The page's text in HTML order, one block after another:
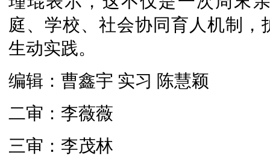
庭、学校、社会协同育人机制
生动实践。
编辑：曹鑫宇 实习 陈慧颖
二审：李薇薇
三审：李茂林